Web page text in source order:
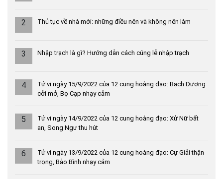
2 Thủ tục về nhà mới: những điều nên và không nên làm
3 Nhập trạch là gì? Hướng dẫn cách cúng lễ nhập trạch
4
Tử vi ngày 15/9/2022 của 12 cung hoàng đạo: Bạch Dương
cởi mở, Bọ Cạp nhạy cảm
5
Tử vi ngày 14/9/2022 của 12 cung hoàng đạo: Xử Nữ bất
an, Song Ngư thu hút
6
Tử vi ngày 13/9/2022 của 12 cung hoàng đạo: Cự Giải thận
trọng, Bảo Bình nhạy cảm